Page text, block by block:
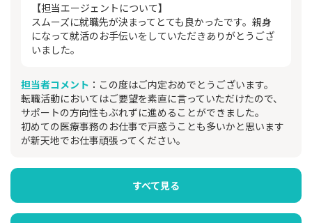
【担当エージェントについて】
スムーズに就職先が決まってとても良かったです。親身
になって就活のお手伝いをしていただきありがとうござ
いました。
担当者コメント ：この度はご内定おめでとうございます。
転職活動においてはご要望を素直に言っていただけたので、
サポートの方向性もぶれずに進めることができました。
初めての医療事務のお仕事で戸惑うことも多いかと思います
が新天地でお仕事頑張ってください。
すべて見る